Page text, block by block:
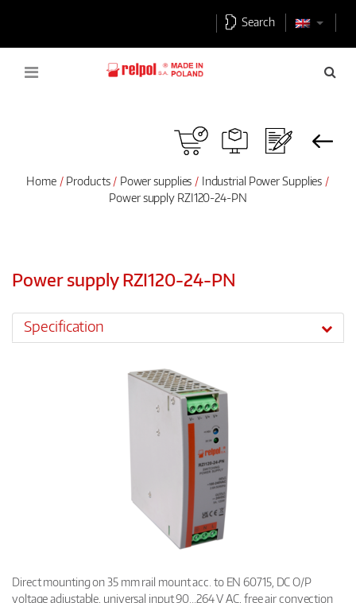
Search
Home Products Power supplies
Industrial Power Supplies
Power supply RZI120-24-PN
Power supply RZI120-24-PN
Specification
Direct mounting on 35 mm rail mount acc. to EN 60715, DC O/P
voltage adjustable, universal input 90...264 V AC, free air convection